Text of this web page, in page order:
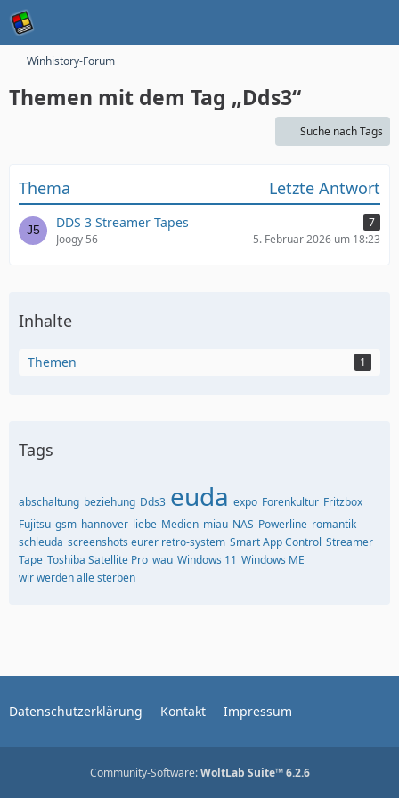
Winhistory-Forum
Themen mit dem Tag „Dds3“
Suche nach Tags
Thema Letzte Antwort
DDS 3 Streamer Tapes
7
Joogy 56
5. Februar 2026 um 18:23
Inhalte
Themen 1
Tags
abschaltung beziehung Dds3 euda expo Forenkultur Fritzbox
Fujitsu gsm hannover liebe Medien miau NAS Powerline romantik
schleuda screenshots eurer retro-system Smart App Control Streamer
Tape Toshiba Satellite Pro wau Windows 11 Windows ME
wir werden alle sterben
Datenschutzerklärung Kontakt Impressum
Community-Software:WoltLab Suite™ 6.2.6